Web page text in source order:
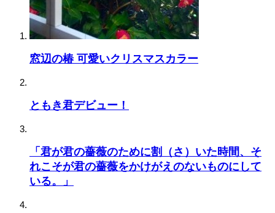
窓辺の椿 可愛いクリスマスカラー
ともき君デビュー！
「君が君の薔薇のために割（さ）いた時間、そ
れこそが君の薔薇をかけがえのないものにして
いる。」